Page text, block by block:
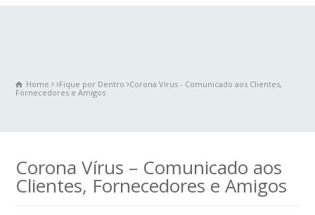
Home Fique por Dentro Corona Vírus - Comunicado aos Clientes,
Fornecedores e Amigos
Corona Vírus – Comunicado aos
Clientes, Fornecedores e Amigos